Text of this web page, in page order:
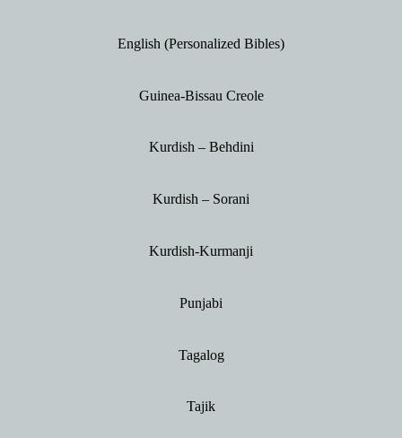
English (Personalized Bibles)
Guinea-Bissau Creole
Kurdish – Behdini
Kurdish – Sorani
Kurdish-Kurmanji
Punjabi
Tagalog
Tajik